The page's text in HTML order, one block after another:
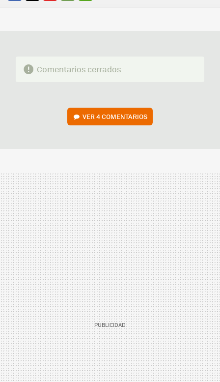
FACEBOOK
TWITTERFLIPBOARD
E-
WHATSAPP
Comentarios cerrados
VER4 COMENTARIOS